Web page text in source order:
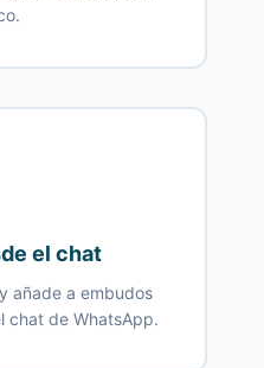
el chat
añade a embudos
chat de WhatsApp.